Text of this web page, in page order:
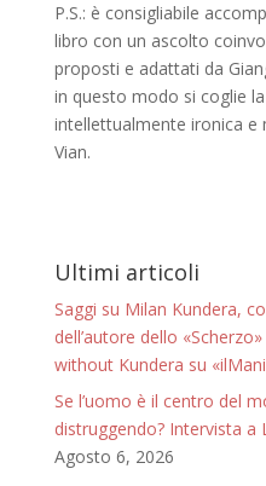
P.S.: è consigliabile
libro con un ascolto
proposti e adattati da
in questo modo si coglie
intellettualmente ironica e
Vian.
Ultimi articoli
Saggi su Milan Kundera,
dell’autore dello
without Kundera su
Se l’uomo è il centro del
distruggendo? Intervista a
Agosto 6, 2026